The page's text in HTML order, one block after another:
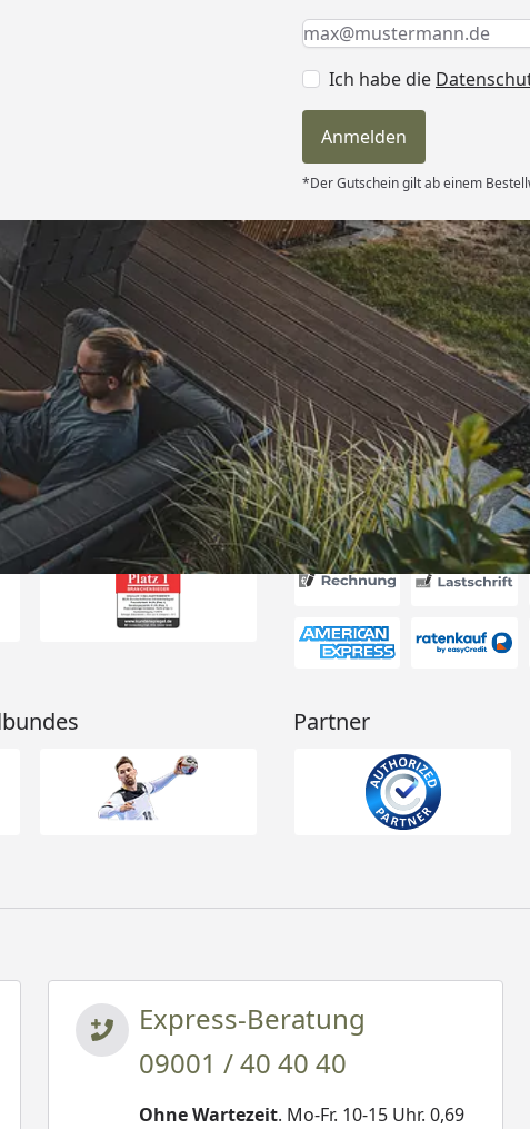
Keine Eingabe erforderlich
Eingabe erforderlich
E-Mail *
Ich habe die
Anmelden
*Der Gutschein gilt ab einem
Lieferung.
im
Ich werde die
bestellen
gute
Versand
Akzeptierte
Partner
Express-Beratung
09001 / 40 40 40
Ohne Wartezeit. Mo-Fr. 10-15 Uhr. 0,69